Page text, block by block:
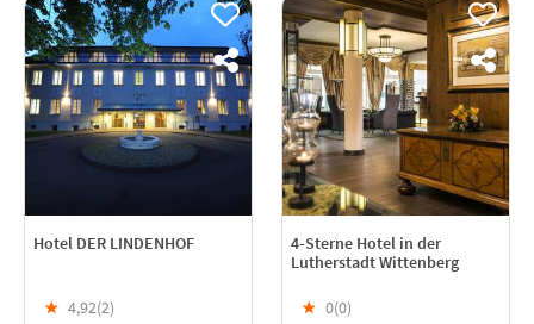
Hotel DER LINDENHOF
★ 4,92(2)
4-Sterne Hotel in der
Lutherstadt Wittenberg
★ 0(0)